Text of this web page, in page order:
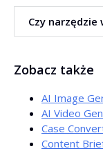
Tak. Dostępne są
Tłumaczenie jest
Czy
podejściedata-
Zobacz także
AI Image
AI Video
Case
Content